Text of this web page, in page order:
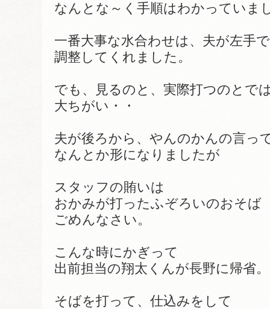
なんとな～く手順はわかっていま
一番大事な水合わせは、夫が左手で
調整してくれました。
でも、見るのと、実際打つのとで
大ちがい・・
夫が後ろから、やんのかんの言っ
なんとか形になりましたが
スタッフの賄いは
おかみが打ったふぞろいのおそば
ごめんなさい。
こんな時にかぎって
出前担当の翔太くんが長野に帰省。
そばを打って、仕込みをして